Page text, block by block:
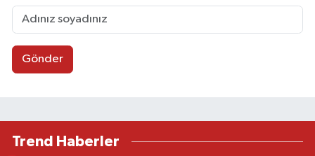
Gönder
Trend Haberler